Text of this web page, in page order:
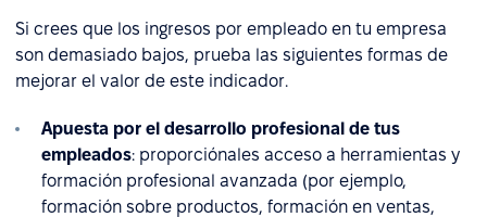
Si crees que los ingresos por empleado en tu empresa
son demasiado bajos, prueba las siguientes formas de
mejorar el valor de este indicador.
Apuesta por el desarrollo profesional de tus
empleados: proporciónales acceso a herramientas y
formación profesional avanzada (por ejemplo,
formación sobre productos, formación en ventas,